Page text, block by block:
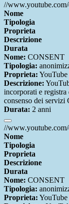
//
Nome
Tipologia
Proprieta
Descrizione
Durata
Nome: CONSENT
Tipologia:
Proprieta: YouTube
Descrizione:
incorporati e
consenso dei servizi
Durata: 2 anni
//
Nome
Tipologia
Proprieta
Descrizione
Durata
Nome: CONSENT
Tipologia:
Proprieta: YouTube